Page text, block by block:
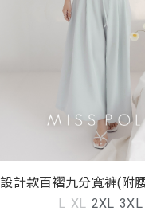
設計款百褶九分寬褲(附
L XL 2XL 3XL